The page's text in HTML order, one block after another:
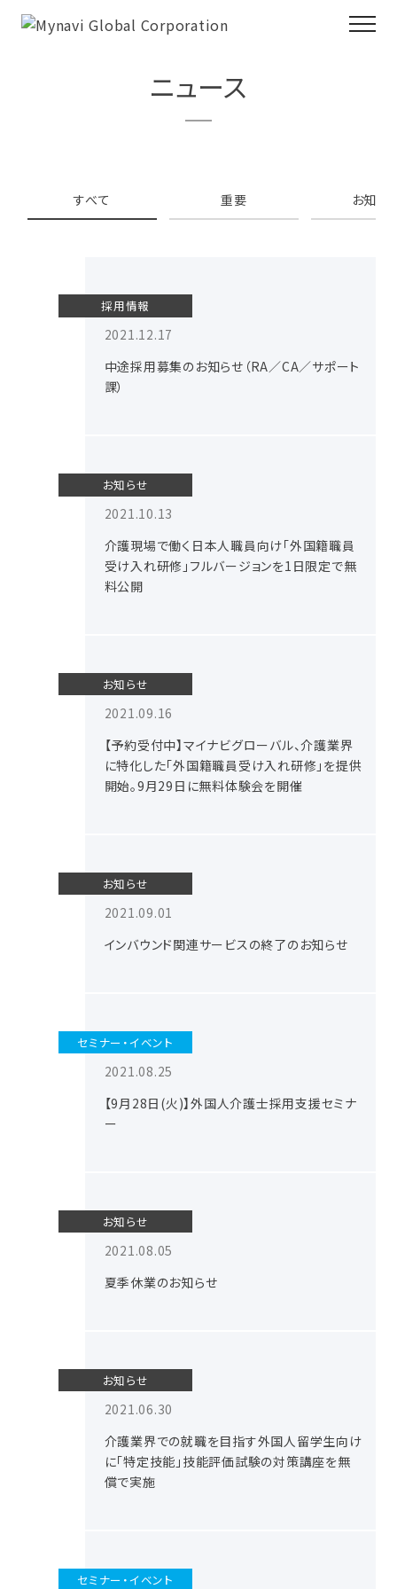
ニュース
すべて 重要 お知ら
採用情報
2021.12.17
中途採用募集のお知らせ（RA／CA／サポート
課）
お知らせ
2021.10.13
介護現場で働く日本人職員向け「外国籍職員
受け入れ研修」フルバージョンを1日限定で無
料公開
お知らせ
2021.09.16
【予約受付中】マイナビグローバル、介護業界
に特化した「外国籍職員受け入れ研修」を提供
開始。9月29日に無料体験会を開催
お知らせ
2021.09.01
インバウンド関連サービスの終了のお知らせ
セミナー・イベント
2021.08.25
【9月28日(火)】外国人介護士採用支援セミナ
ー
お知らせ
2021.08.05
夏季休業のお知らせ
お知らせ
2021.06.30
介護業界での就職を目指す外国人留学生向け
に「特定技能」技能評価試験の対策講座を無
償で実施
セミナー・イベント